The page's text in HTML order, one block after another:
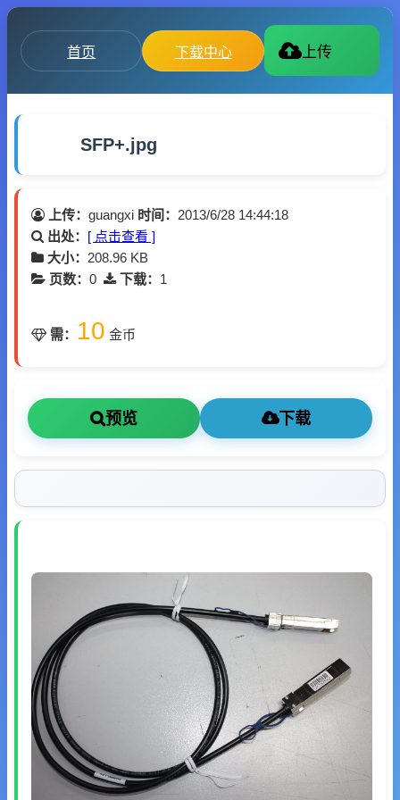
首页 下载中心 上传
SFP+.jpg
上传： guangxi 时间： 2013/6/28 14:44:18
出处： [ 点击查看 ]
大小： 208.96 KB
页数： 0 下载： 1
需： 10 金币
预览 下载